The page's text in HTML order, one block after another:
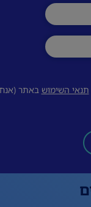
תנאי השימוש באתר